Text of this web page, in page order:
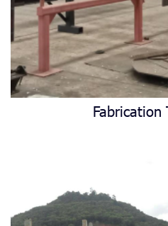
Fabrication